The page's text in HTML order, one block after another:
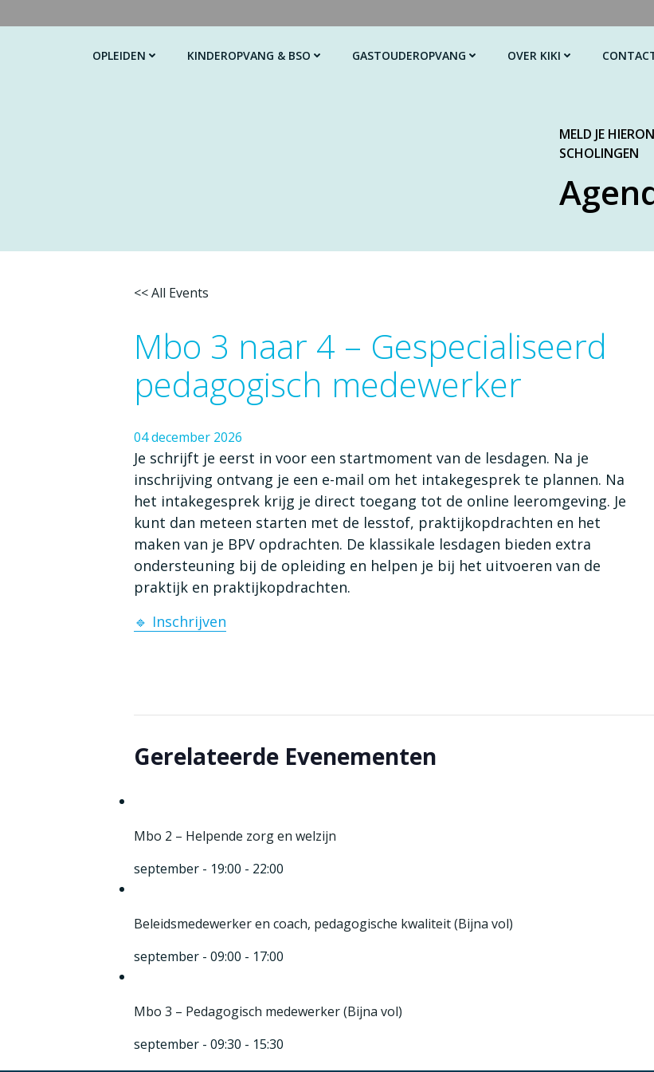
naar
OPLEIDEN KINDEROPVANG & BSO GASTOUDEROPVANG OVER KIKI
MELD JE
SCHOLINGEN
<< All Events
Mbo 3 naar 4 – Gespecialiseerd
pedagogisch medewerker
04december 2026
Je schrijft je eerst in voor een startmoment van de lesdagen. Na je
inschrijving ontvang je een e-mail om het intakegesprek te plannen. Na
het intakegesprek krijg je direct toegang tot de online leeromgeving. Je
kunt dan meteen starten met de lesstof, praktijkopdrachten en het
maken van je BPV opdrachten. De klassikale lesdagen bieden extra
ondersteuning bij de opleiding en helpen je bij het uitvoeren van de
praktijk en praktijkopdrachten.
🔹 Inschrijven
Gerelateerde Evenementen
Mbo 2 – Helpende zorg en welzijn
september - 19:00 - 22:00
Beleidsmedewerker en coach, pedagogische kwaliteit (Bijna vol)
september - 09:00 - 17:00
Mbo 3 – Pedagogisch medewerker (Bijna vol)
september - 09:30 - 15:30